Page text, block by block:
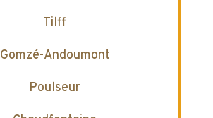
Tilff
Gomzé-Andoumont
Poulseur